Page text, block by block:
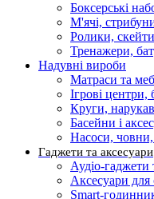
Боксерські
М'ячі,
Ролики,
Тренажери,
Надувні вироби
Матраси та
Ігрові центри,
Круги,
Басейни і
Насоси, човни,
Гаджети та аксесуари
Аудіо-гаджети
Аксесуари для
Smart-